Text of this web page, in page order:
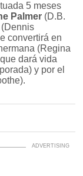
5 meses
Palmer (D.B.
(Dennis
convertirá en
(Regina
dará vida
y por el